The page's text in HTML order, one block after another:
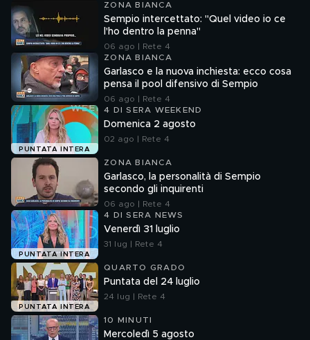
ZONA BIANCA
Sempio intercettato: "Quel video io ce
l'ho dentro la penna"
06 ago | Rete 4
ZONA BIANCA
Garlasco e la nuova inchiesta: ecco cosa
pensa il pool difensivo di Sempio
06 ago | Rete 4
PUNTATA INTERA
4 DI SERA WEEKEND
Domenica 2 agosto
02 ago | Rete 4
ZONA BIANCA
Garlasco, la personalità di Sempio
secondo gli inquirenti
06 ago | Rete 4
PUNTATA INTERA
4 DI SERA NEWS
Venerdì 31 luglio
31 lug | Rete 4
PUNTATA INTERA
QUARTO GRADO
Puntata del 24 luglio
24 lug | Rete 4
10 MINUTI
Mercoledì 5 agosto